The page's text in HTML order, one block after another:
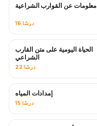
معلومات عن القوارب الشراعية
16 درسًا
الحياة اليومية على متن القارب
الشراعي
22 درسًا
إمدادات المياه
15 درسًا